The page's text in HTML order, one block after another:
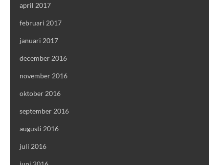
april 2017
februari 2017
januari 2017
december 2016
november 2016
oktober 2016
september 2016
augusti 2016
juli 2016